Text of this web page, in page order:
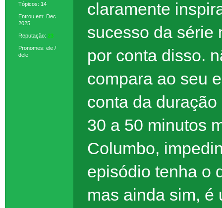
Tópicos: 14
Entrou em: Dec
2025
Reputação: 23
Pronomes: ele /
dele
claramente
sucesso da série
por conta disso.
compara ao seu
conta da
30 a 50 minutos
Columbo,
episódio tenha o
mas ainda sim, é